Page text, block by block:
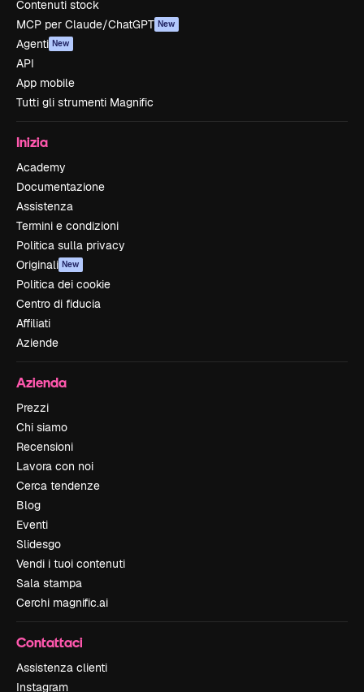
Contenuti stock
MCP per Claude/ChatGPT New
Agenti New
API
App mobile
Tutti gli strumenti Magnific
Inizia
Academy
Documentazione
Assistenza
Termini e condizioni
Politica sulla privacy
Originali New
Politica dei cookie
Centro di fiducia
Affiliati
Aziende
Azienda
Prezzi
Chi siamo
Recensioni
Lavora con noi
Cerca tendenze
Blog
Eventi
Slidesgo
Vendi i tuoi contenuti
Sala stampa
Cerchi magnific.ai
Contattaci
Assistenza clienti
Instagram